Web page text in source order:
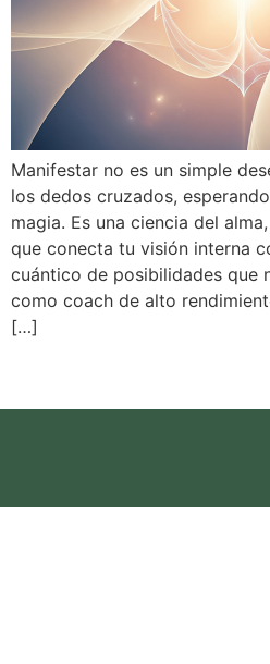
Manifestar no es un simple
los dedos cruzados,
magia. Es una ciencia del
que conecta tu visión interna
cuántico de posibilidades que
como coach de alto
[…]